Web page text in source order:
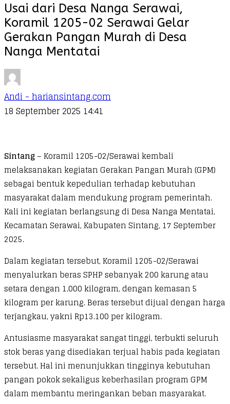
Usai dari Desa Nanga Serawai,
Koramil 1205-02 Serawai Gelar
Gerakan Pangan Murah di Desa
Nanga Mentatai
Andi - hariansintang.com
18 September 2025 14:41
Sintang– Koramil 1205-02/Serawai kembali
melaksanakan kegiatan Gerakan Pangan Murah (GPM)
sebagai bentuk kepedulian terhadap kebutuhan
masyarakat dalam mendukung program pemerintah.
Kali ini kegiatan berlangsung di Desa Nanga Mentatai,
Kecamatan Serawai, Kabupaten Sintang, 17 September
2025.
Dalam kegiatan tersebut, Koramil 1205-02/Serawai
menyalurkan beras SPHP sebanyak 200 karung atau
setara dengan 1.000 kilogram, dengan kemasan 5
kilogram per karung. Beras tersebut dijual dengan harga
terjangkau, yakni Rp13.100 per kilogram.
Antusiasme masyarakat sangat tinggi, terbukti seluruh
stok beras yang disediakan terjual habis pada kegiatan
tersebut. Hal ini menunjukkan tingginya kebutuhan
pangan pokok sekaligus keberhasilan program GPM
dalam membantu meringankan beban masyarakat.